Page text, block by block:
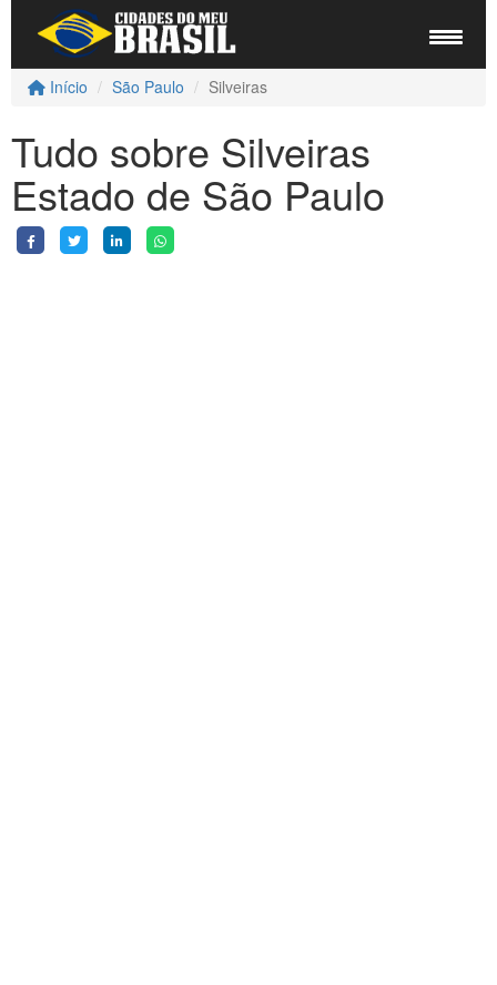
Início São Paulo Silveiras
Tudo sobre Silveiras
Estado de São Paulo